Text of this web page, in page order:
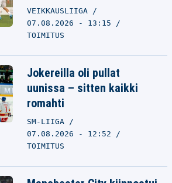
VEIKKAUSLIIGA
07.08.2026 - 13:15
TOIMITUS
Jokereilla oli pullat
uunissa – sitten kaikki
romahti
SM-LIIGA
07.08.2026 - 12:52
TOIMITUS